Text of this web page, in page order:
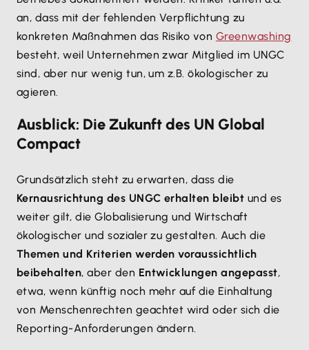
an, dass mit der fehlenden Verpflichtung zu
konkreten Maßnahmen das Risiko von Greenwashing
besteht, weil Unternehmen zwar Mitglied im UNGC
sind, aber nur wenig tun, um z.B. ökologischer zu
agieren.
Ausblick: Die Zukunft des UN Global
Compact
Grundsätzlich steht zu erwarten, dass die
Kernausrichtung des UNGC erhalten bleibt und es
weiter gilt, die Globalisierung und Wirtschaft
ökologischer und sozialer zu gestalten. Auch die
Themen und Kriterien werden voraussichtlich
beibehalten, aber den Entwicklungen angepasst,
etwa, wenn künftig noch mehr auf die Einhaltung
von Menschenrechten geachtet wird oder sich die
Reporting-Anforderungen ändern.